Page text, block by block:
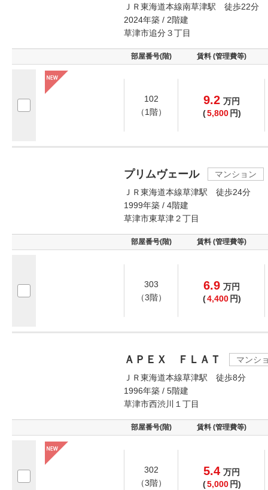
ＪＲ東海道本線南草津駅 徒歩22分
2024年築 / 2階建
草津市追分３丁目
部屋番号(階) 賃料 (管理費等)
102
（1階）
9.2 万円
(5,800 円)
プリムヴェール
マンション
ＪＲ東海道本線草津駅 徒歩24分
1999年築 / 4階建
草津市東草津２丁目
部屋番号(階) 賃料 (管理費等)
303
（3階）
6.9 万円
(4,400 円)
ＡＰＥＸ ＦＬＡＴ
マンシ
ＪＲ東海道本線草津駅 徒歩8分
1996年築 / 5階建
草津市西渋川１丁目
部屋番号(階) 賃料 (管理費等)
302
（3階）
5.4 万円
(5,000 円)